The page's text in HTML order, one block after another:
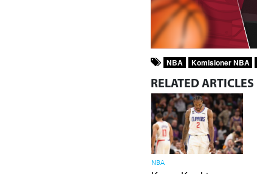
NBA Komisioner NBA
RELATED ARTICLES
NBA